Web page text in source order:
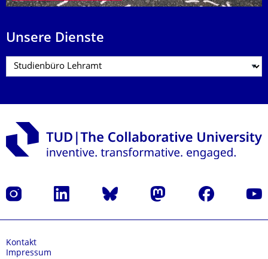
Unsere Dienste
Instagram LinkedIn Bluesky Mastodon Facebook
Kontakt
Impressum